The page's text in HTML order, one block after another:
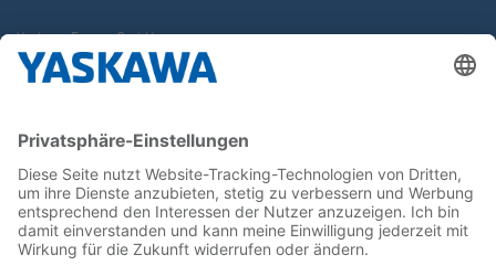
Yaskawa Europe GmbH
Karriere
Newsletter